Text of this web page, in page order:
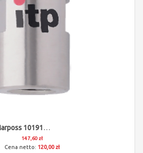
Przedłużacz ITP Dla Marposs 1019108026
147,60 zł
120,00 zł